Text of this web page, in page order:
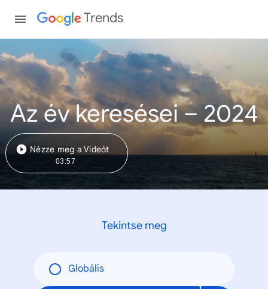
Trends
Az év keresései – 2024
Nézze meg a Videót
03:57
Tekintse meg
Globális